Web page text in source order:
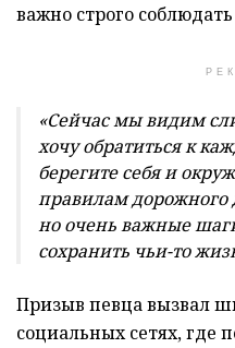
важно строго
«Сейчас мы видим
хочу обратиться к
берегите себя и
правилам дорожного
но очень важные
сохранить чьи-то
Призыв певца вызвал
социальных сетях, где